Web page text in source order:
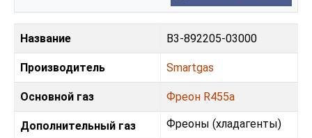
Название B3-892205-03000
Производитель Smartgas
Основной газ Фреон R455a
Дополнительный газ Фреoны (хладагенты)